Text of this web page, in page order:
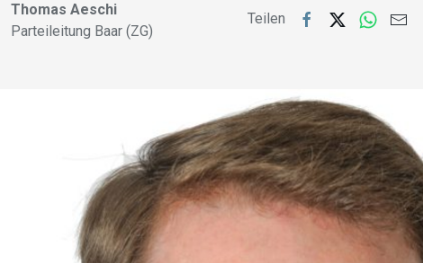
Thomas Aeschi
Parteileitung Baar (ZG)
Teilen